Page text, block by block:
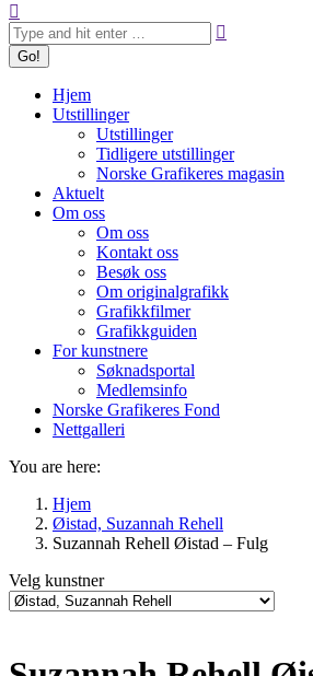
Search:
Hjem
Utstillinger
Utstillinger
Tidligere utstillinger
Norske Grafikeres magasin
Aktuelt
Om oss
Om oss
Kontakt oss
Besøk oss
Om originalgrafikk
Grafikkfilmer
Grafikkguiden
For kunstnere
Søknadsportal
Medlemsinfo
Norske Grafikeres Fond
Nettgalleri
You are here:
Hjem
Øistad, Suzannah Rehell
Suzannah Rehell Øistad – Fulg
Velg kunstner